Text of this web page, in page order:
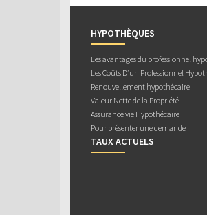
HYPOTHÈQUES
Les avantages du professionnel
Les Coûts D’un Professionnel
Renouvellement hypothécaire
Valeur Nette de la Propriété
Assurance vie Hypothécaire
Pour présenter une demande
TAUX ACTUELS